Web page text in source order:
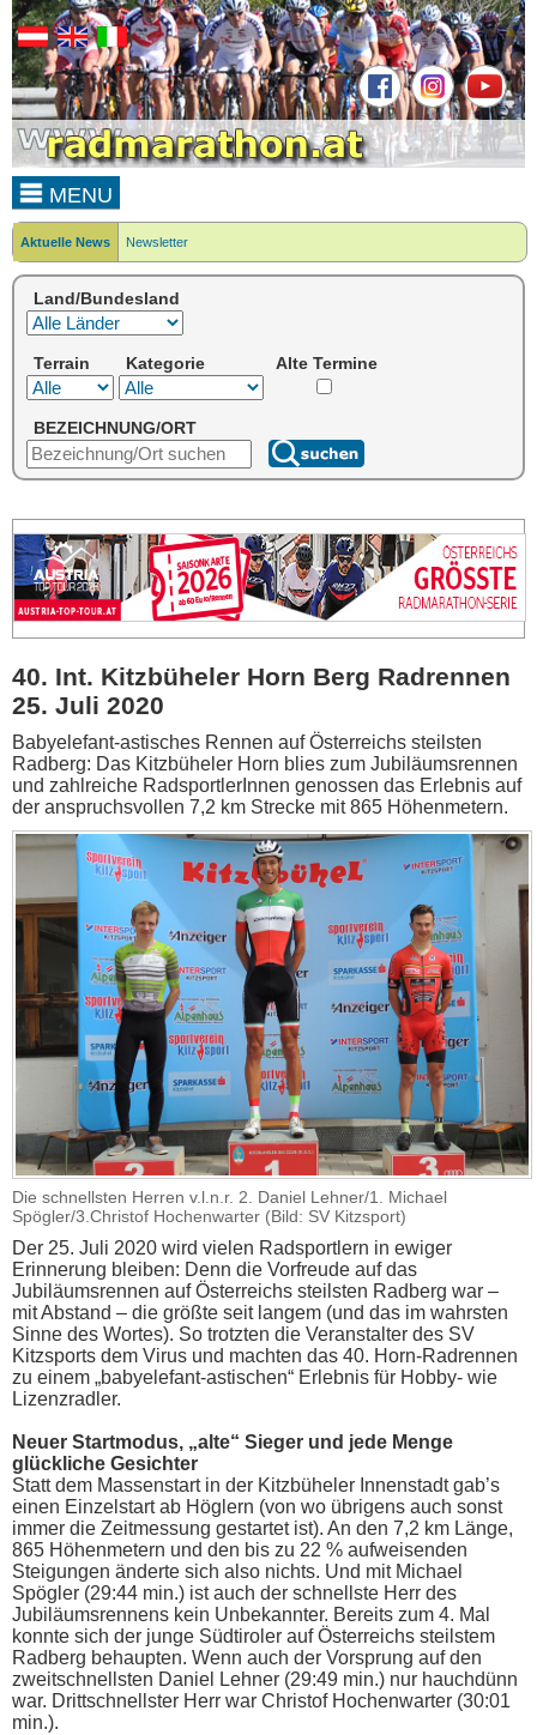
MENU
Aktuelle News Newsletter
Land/Bundesland
Terrain Kategorie Alte Termine
BEZEICHNUNG/ORT
40. Int. Kitzbüheler Horn Berg Radrennen
25. Juli 2020
Babyelefant-astisches Rennen auf Österreichs steilsten
Radberg: Das Kitzbüheler Horn blies zum Jubiläumsrennen
und zahlreiche RadsportlerInnen genossen das Erlebnis auf
der anspruchsvollen 7,2 km Strecke mit 865 Höhenmetern.
Die schnellsten Herren v.l.n.r. 2. Daniel Lehner/1. Michael
Spögler/3.Christof Hochenwarter (Bild: SV Kitzsport)
Der 25. Juli 2020 wird vielen Radsportlern in ewiger
Erinnerung bleiben: Denn die Vorfreude auf das
Jubiläumsrennen auf Österreichs steilsten Radberg war –
mit Abstand – die größte seit langem (und das im wahrsten
Sinne des Wortes). So trotzten die Veranstalter des SV
Kitzsports dem Virus und machten das 40. Horn-Radrennen
zu einem „babyelefant-astischen“ Erlebnis für Hobby- wie
Lizenzradler.
Neuer Startmodus, „alte“ Sieger und jede Menge
glückliche Gesichter
Statt dem Massenstart in der Kitzbüheler Innenstadt gab’s
einen Einzelstart ab Höglern (von wo übrigens auch sonst
immer die Zeitmessung gestartet ist). An den 7,2 km Länge,
865 Höhenmetern und den bis zu 22 % aufweisenden
Steigungen änderte sich also nichts. Und mit Michael
Spögler (29:44 min.) ist auch der schnellste Herr des
Jubiläumsrennens kein Unbekannter. Bereits zum 4. Mal
konnte sich der junge Südtiroler auf Österreichs steilstem
Radberg behaupten. Wenn auch der Vorsprung auf den
zweitschnellsten Daniel Lehner (29:49 min.) nur hauchdünn
war. Drittschnellster Herr war Christof Hochenwarter (30:01
min.).